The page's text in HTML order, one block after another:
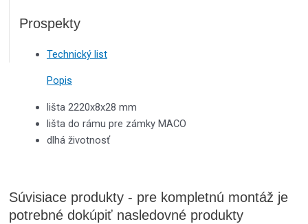
Prospekty
Technický list
Popis
lišta 2220x8x28 mm
lišta do rámu pre zámky MACO
dlhá životnosť
Súvisiace produkty - pre kompletnú montáž je
potrebné dokúpiť nasledovné produkty